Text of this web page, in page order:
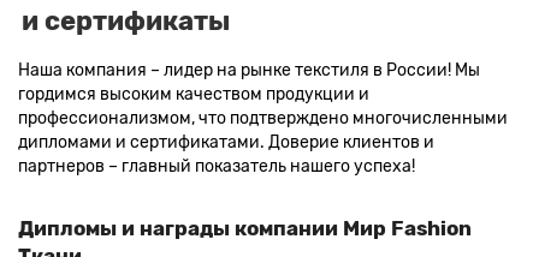
и сертификаты
Наша компания – лидер на рынке текстиля в России! Мы
гордимся высоким качеством продукции и
профессионализмом, что подтверждено многочисленными
дипломами и сертификатами. Доверие клиентов и
партнеров – главный показатель нашего успеха!
Дипломы и награды компании Мир Fashion